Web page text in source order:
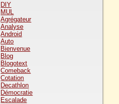
DIY
MUL
Agrégateur
Analyse
Android
Auto
Bienvenue
Blog
Blogotext
Comeback
Cotation
Decathlon
Démocratie
Escalade